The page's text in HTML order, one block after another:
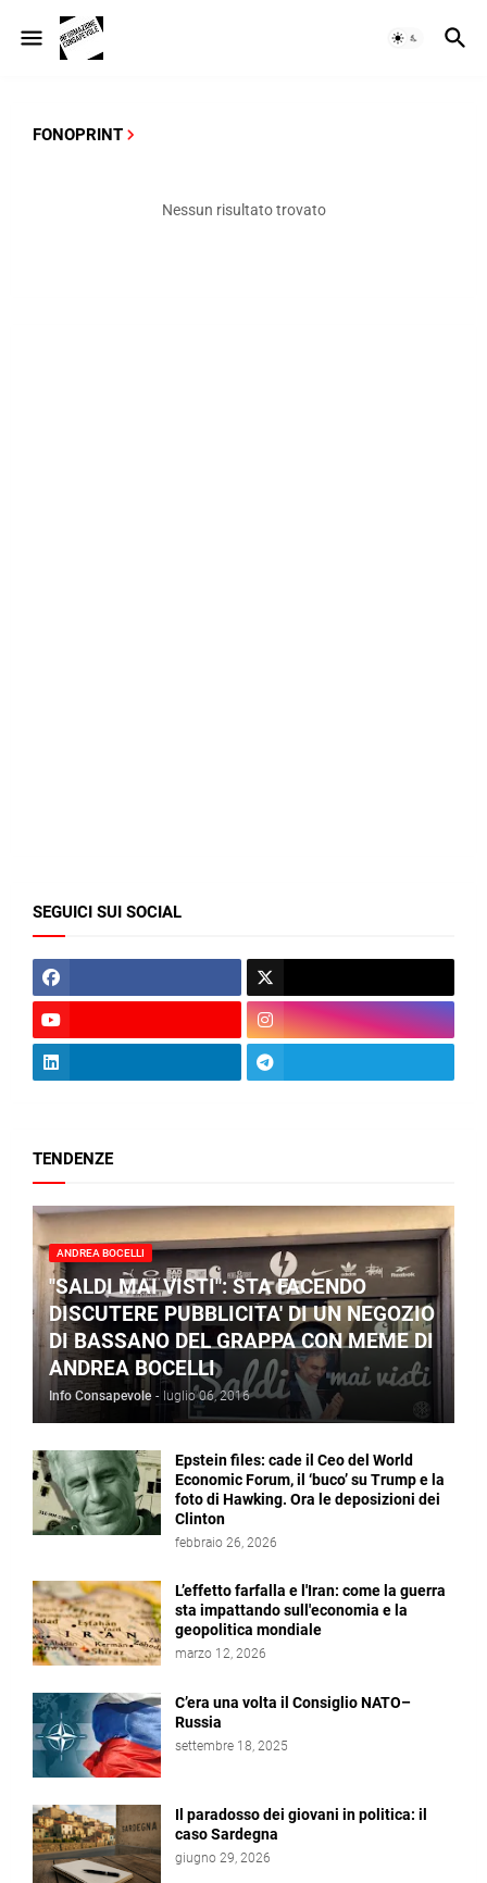
FONOPRINT
Nessun risultato trovato
SEGUICI SUI SOCIAL
TENDENZE
ANDREA BOCELLI
"SALDI MAI VISTI": STA FACENDO
DISCUTERE PUBBLICITA' DI UN NEGOZIO
DI BASSANO DEL GRAPPA CON MEME DI
ANDREA BOCELLI
Info Consapevole - luglio 06, 2016
Epstein files: cade il Ceo del World
Economic Forum, il ‘buco’ su Trump e la
foto di Hawking. Ora le deposizioni dei
Clinton
febbraio 26, 2026
L’effetto farfalla e l'Iran: come la guerra
sta impattando sull'economia e la
geopolitica mondiale
marzo 12, 2026
C’era una volta il Consiglio NATO–
Russia
settembre 18, 2025
Il paradosso dei giovani in politica: il
caso Sardegna
giugno 29, 2026